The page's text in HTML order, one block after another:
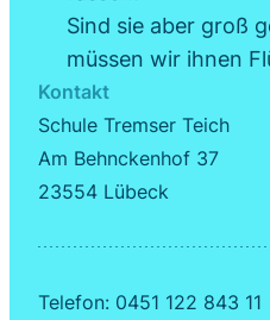
Sind sie aber groß
müssen wir ihnen
Kontakt
Schule Tremser Teich
Am Behnckenhof 37
23554 Lübeck
Telefon: 0451 122 843 11